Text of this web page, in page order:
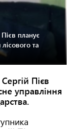
планує
та
Пієв
управління